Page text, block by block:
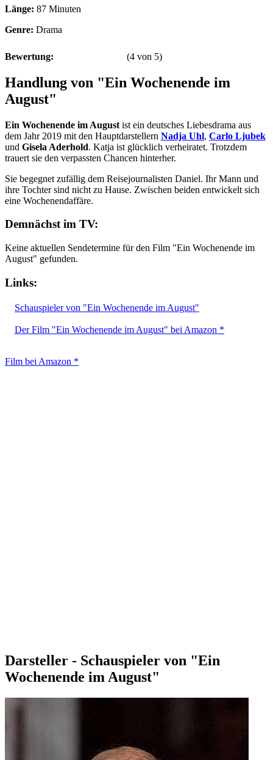
Länge: 87 Minuten
Genre: Drama
Bewertung: (4 von 5)
Handlung von "Ein Wochenende im
August"
Ein Wochenende im August ist ein deutsches Liebesdrama aus
dem Jahr 2019 mit den Hauptdarstellern Nadja Uhl, Carlo Ljubek
und Gisela Aderhold. Katja ist glücklich verheiratet. Trotzdem
trauert sie den verpassten Chancen hinterher.
Sie begegnet zufällig dem Reisejournalisten Daniel. Ihr Mann und
ihre Tochter sind nicht zu Hause. Zwischen beiden entwickelt sich
eine Wochenendaffäre.
Demnächst im TV:
Keine aktuellen Sendetermine für den Film "Ein Wochenende im
August" gefunden.
Links:
Schauspieler von "Ein Wochenende im August"
Der Film "Ein Wochenende im August" bei Amazon *
Film bei Amazon *
Darsteller - Schauspieler von "Ein
Wochenende im August"